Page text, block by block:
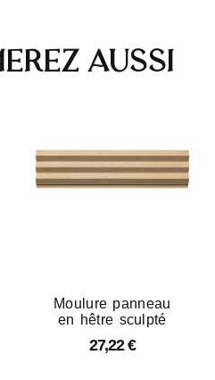
aussi
Moulure panneau
en hêtre sculpté
27,22€